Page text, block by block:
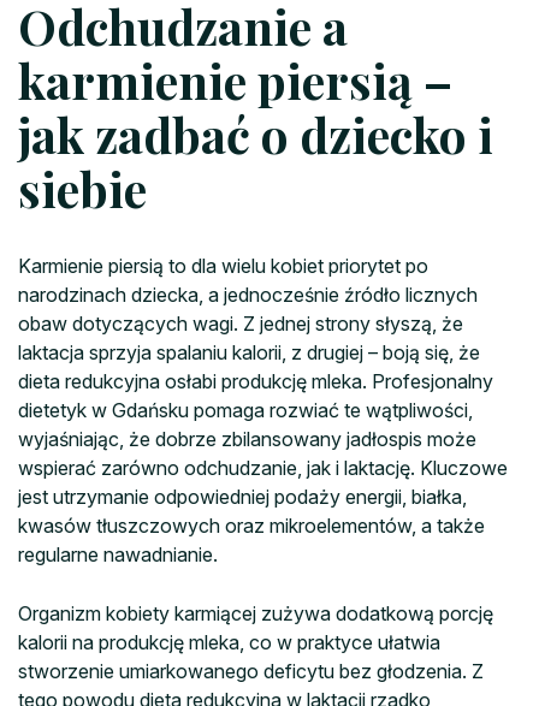
Odchudzanie a
karmienie piersią –
jak zadbać o dziecko i
siebie
Karmienie piersią to dla wielu kobiet priorytet po
narodzinach dziecka, a jednocześnie źródło licznych
obaw dotyczących wagi. Z jednej strony słyszą, że
laktacja sprzyja spalaniu kalorii, z drugiej – boją się, że
dieta redukcyjna osłabi produkcję mleka. Profesjonalny
dietetyk w Gdańsku pomaga rozwiać te wątpliwości,
wyjaśniając, że dobrze zbilansowany jadłospis może
wspierać zarówno odchudzanie, jak i laktację. Kluczowe
jest utrzymanie odpowiedniej podaży energii, białka,
kwasów tłuszczowych oraz mikroelementów, a także
regularne nawadnianie.
Organizm kobiety karmiącej zużywa dodatkową porcję
kalorii na produkcję mleka, co w praktyce ułatwia
stworzenie umiarkowanego deficytu bez głodzenia. Z
tego powodu dieta redukcyjna w laktacji rzadko